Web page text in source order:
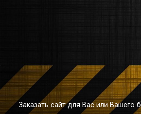
Заказать сайт для Вас или Вашего